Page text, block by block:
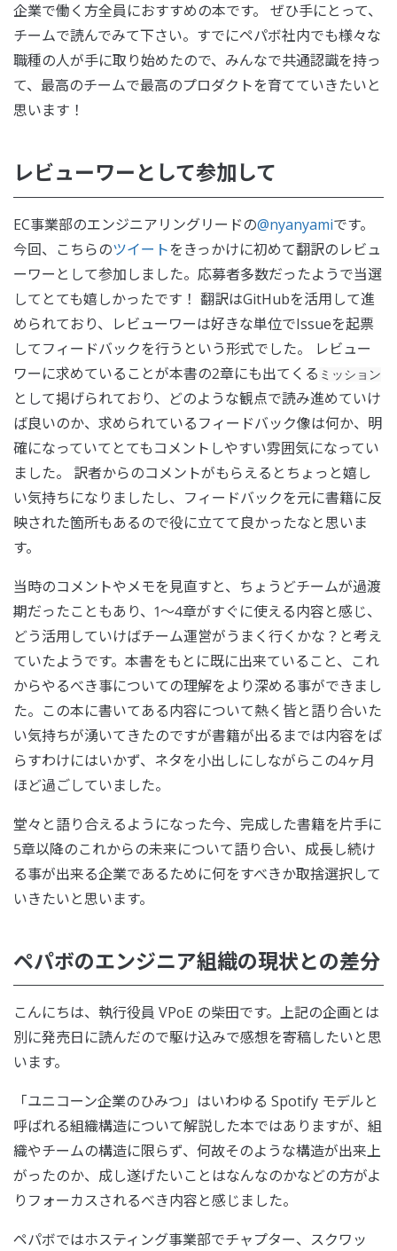
企業で働く方全員におすすめの本です。 ぜひ手にとって、
チームで読んでみて下さい。すでにペパボ社内でも様々な
職種の人が手に取り始めたので、みんなで共通認識を持っ
て、最高のチームで最高のプロダクトを育てていきたいと
思います！
レビューワーとして参加して
EC事業部のエンジニアリングリードの@nyanyamiです。
今回、こちらのツイートをきっかけに初めて翻訳のレビュ
ーワーとして参加しました。応募者多数だったようで当選
してとても嬉しかったです！ 翻訳はGitHubを活用して進
められており、レビューワーは好きな単位でIssueを起票
してフィードバックを行うという形式でした。 レビュー
ワーに求めていることが本書の2章にも出てくる ミッション
として掲げられており、どのような観点で読み進めていけ
ば良いのか、求められているフィードバック像は何か、明
確になっていてとてもコメントしやすい雰囲気になってい
ました。 訳者からのコメントがもらえるとちょっと嬉し
い気持ちになりましたし、フィードバックを元に書籍に反
映された箇所もあるので役に立てて良かったなと思いま
す。
当時のコメントやメモを見直すと、ちょうどチームが過渡
期だったこともあり、1〜4章がすぐに使える内容と感じ、
どう活用していけばチーム運営がうまく行くかな？と考え
ていたようです。本書をもとに既に出来ていること、これ
からやるべき事についての理解をより深める事ができまし
た。この本に書いてある内容について熱く皆と語り合いた
い気持ちが湧いてきたのですが書籍が出るまでは内容をば
らすわけにはいかず、ネタを小出しにしながらこの4ヶ月
ほど過ごしていました。
堂々と語り合えるようになった今、完成した書籍を片手に
5章以降のこれからの未来について語り合い、成長し続け
る事が出来る企業であるために何をすべきか取捨選択して
いきたいと思います。
ペパボのエンジニア組織の現状との差分
こんにちは、執行役員 VPoE の柴田です。上記の企画とは
別に発売日に読んだので駆け込みで感想を寄稿したいと思
います。
「ユニコーン企業のひみつ」はいわゆる Spotify モデルと
呼ばれる組織構造について解説した本ではありますが、組
織やチームの構造に限らず、何故そのような構造が出来上
がったのか、成し遂げたいことはなんなのかなどの方がよ
りフォーカスされるべき内容と感じました。
ペパボではホスティング事業部でチャプター、スクワッ